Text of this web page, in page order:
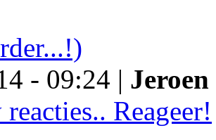
- 09:24 |
Reageer!